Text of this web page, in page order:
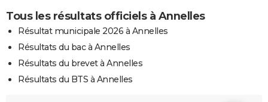
Tous les résultats officiels à Annelles
Résultat municipale 2026 à Annelles
Résultats du bac à Annelles
Résultats du brevet à Annelles
Résultats du BTS à Annelles